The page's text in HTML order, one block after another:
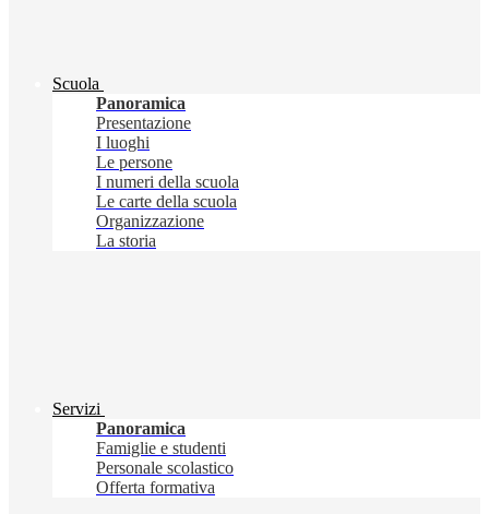
Scuola
Panoramica
Presentazione
I luoghi
Le persone
I numeri della scuola
Le carte della scuola
Organizzazione
La storia
Servizi
Panoramica
Famiglie e studenti
Personale scolastico
Offerta formativa